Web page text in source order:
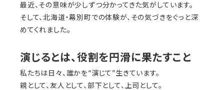
最近、その意味が少しずつ分かってきた気がしています。
そして、北海道・幕別町での体験が、その気づきをぐっと深
めてくれました。
演じるとは、役割を円滑に果たすこと
私たちは日々、誰かを“演じて”生きています。
親として、友人として、部下として、上司として。